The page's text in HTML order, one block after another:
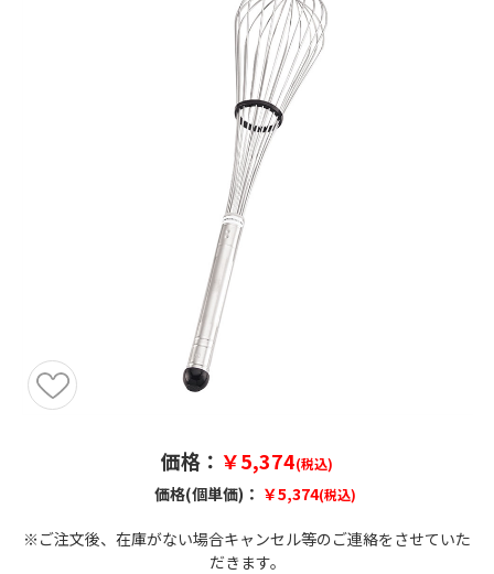
価格： ￥5,374(税込)
価格(個単価)： ￥5,374(税込)
※ご注文後、在庫がない場合キャンセル等のご連絡をさせていた
だきます。